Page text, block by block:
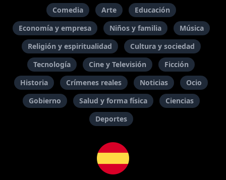
Comedia Arte
Educación
Economía y empresa
Niños y familia
Música
Religión y espiritualidad
Cultura y sociedad
Tecnología
Cine y Televisión
Ficción
Historia
Crímenes reales Noticias
Ocio
Gobierno
Salud y forma física
Ciencias
Deportes